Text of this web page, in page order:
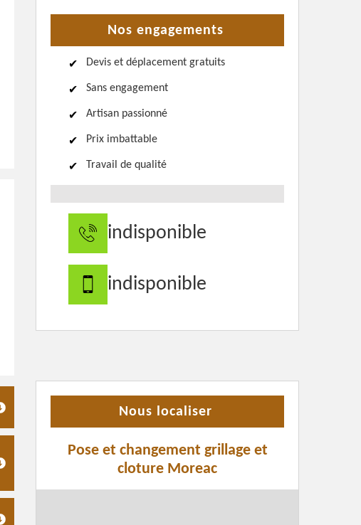
Nos engagements
Devis et déplacement gratuits
Sans engagement
Artisan passionné
Prix imbattable
Travail de qualité
indisponible
indisponible
Nous localiser
Pose et changement grillage et
cloture Moreac